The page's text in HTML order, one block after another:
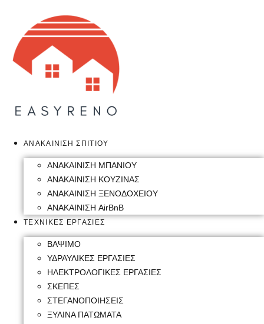
content
ΑΝΑΚΑΙΝΙΣΗ ΣΠΙΤΙΟΥ
ΑΝΑΚΑΙΝΙΣΗ ΜΠΑΝΙΟΥ
ΑΝΑΚΑΙΝΙΣΗ ΚΟΥΖΙΝΑΣ
ΑΝΑΚΑΙΝΙΣΗ ΞΕΝΟΔΟΧΕΙΟΥ
ΑΝΑΚΑΙΝΙΣΗ AirBnB
ΤΕΧΝΙΚΕΣ ΕΡΓΑΣΙΕΣ
ΒΑΨΙΜΟ
ΥΔΡΑΥΛΙΚΕΣ ΕΡΓΑΣΙΕΣ
ΗΛΕΚΤΡΟΛΟΓΙΚΕΣ ΕΡΓΑΣΙΕΣ
ΣΚΕΠΕΣ
ΣΤΕΓΑΝΟΠΟΙΗΣΕΙΣ
ΞΥΛΙΝΑ ΠΑΤΩΜΑΤΑ